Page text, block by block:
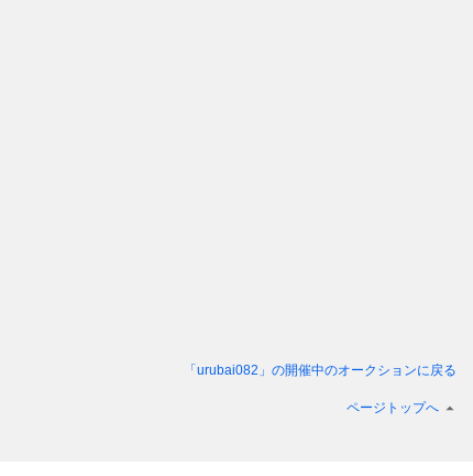
「urubai082」 の開催中のオークションに戻る
ページトップへ